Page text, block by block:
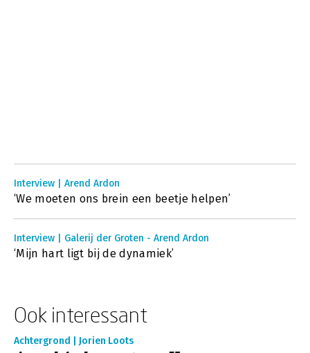
Interview | Arend Ardon
‘We moeten ons brein een beetje helpen’
Interview | Galerij der Groten - Arend Ardon
‘Mijn hart ligt bij de dynamiek’
Ook interessant
Achtergrond | Jorien Loots